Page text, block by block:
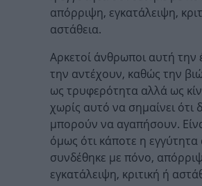
απόρριψη, εγκατάλειψη,
αστάθεια.
Αρκετοί άνθρωποι αυτή την
την αντέχουν, καθώς την
ως τρυφερότητα αλλά ως
χωρίς αυτό να σημαίνει ότι
μπορούν να αγαπήσουν.
όμως ότι κάποτε η εγγύτητα
συνδέθηκε με πόνο,
εγκατάλειψη, κριτική ή